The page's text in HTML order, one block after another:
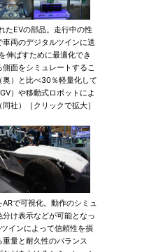
たEVの部品。走行中の性
両のデジタルツインに送
伸ばすために最適化でき
面をシミュレートするこ
奥）と比べ30％軽量化して
）や移動式ロボットによ
社）［クリックで拡大］
で可視化。動作のシミュ
け表示などが可能となっ
インによって信頼性を損
量と耐久性のバランス